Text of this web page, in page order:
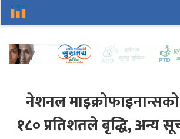
नेशनल
१८० प्रतिशतले बृद्धि, अन्य